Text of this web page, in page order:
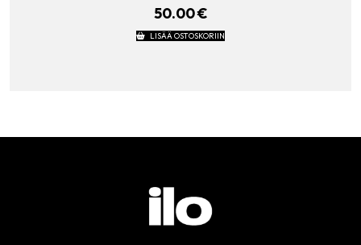
50.00€
LISÄÄ OSTOSKORIIN